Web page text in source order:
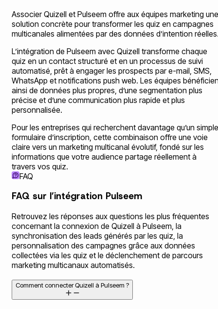
Associer Quizell et Pulseem offre aux équipes marketing une
solution concrète pour transformer les quiz en campagnes
multicanales alimentées par des données d’intention
L’intégration de Pulseem avec Quizell transforme chaque
quiz en un contact structuré et en un processus de suivi
automatisé, prêt à engager les prospects par e-mail, SMS,
WhatsApp et notifications push web. Les équipes
ainsi de données plus propres, d’une segmentation plus
précise et d’une communication plus rapide et plus
personnalisée.
Pour les entreprises qui recherchent davantage qu’un simple
formulaire d’inscription, cette combinaison offre une voie
claire vers un marketing multicanal évolutif, fondé sur les
informations que votre audience partage réellement à
travers vos quiz.
FAQ
FAQ sur l’intégration Pulseem
Retrouvez les réponses aux questions les plus fréquentes
concernant la connexion de Quizell à Pulseem, la
synchronisation des leads générés par les quiz, la
personnalisation des campagnes grâce aux données
collectées via les quiz et le déclenchement de parcours
marketing multicanaux automatisés.
Comment connecter Quizell à Pulseem ?